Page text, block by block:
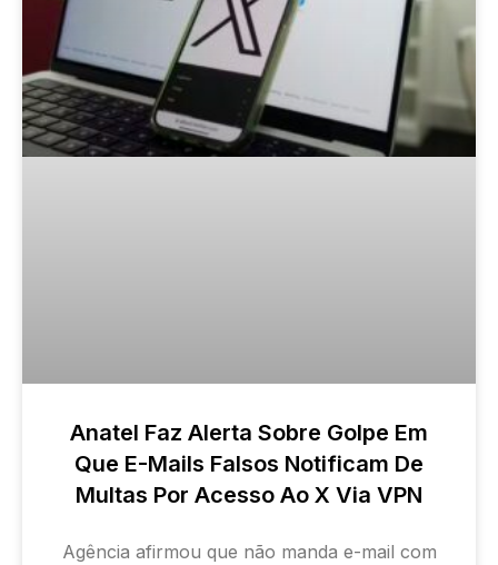
Anatel Faz Alerta Sobre Golpe Em
Que E-Mails Falsos Notificam De
Multas Por Acesso Ao X Via VPN
Agência afirmou que não manda e-mail com